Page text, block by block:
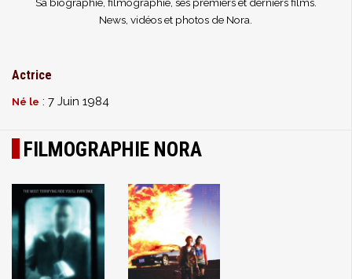
News, vidéos et photos de Nora.
Actrice
Né le : 7 Juin 1984
FILMOGRAPHIE NORA